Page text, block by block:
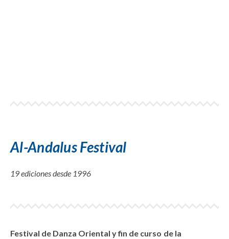
Al-Andalus Festival
19 ediciones desde 1996
Festival de Danza Oriental y fin de curso de la